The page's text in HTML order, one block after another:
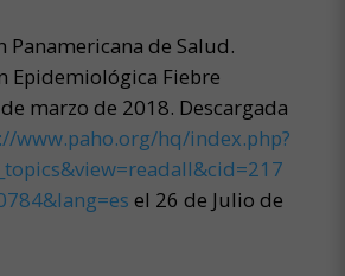
Panamericana de Salud.
Epidemiológica Fiebre
marzo de 2018. Descargada
www.paho.org/hq/index.php?
el 26 de Julio de